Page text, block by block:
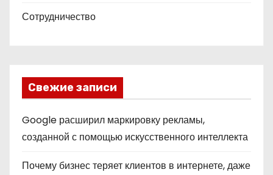
Сотрудничество
Свежие записи
Google расширил маркировку рекламы,
созданной с помощью искусственного интеллекта
Почему бизнес теряет клиентов в интернете, даже